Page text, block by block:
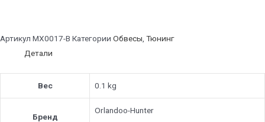
Артикул MX0017-B Категории Обвесы, Тюнинг
Детали
Вес 0.1 kg
Бренд
Orlandoo-Hunter